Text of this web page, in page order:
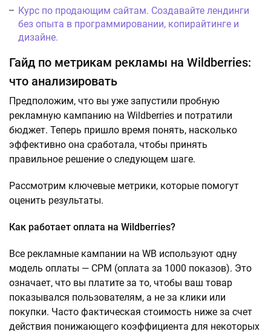
Курс по продающим сайтам. Создавайте лендинги
без опыта в программировании, копирайтинге и
дизайне.
Гайд по метрикам рекламы на Wildberries:
что анализировать
Предположим, что вы уже запустили пробную
рекламную кампанию на Wildberries и потратили
бюджет. Теперь пришло время понять, насколько
эффективно она сработала, чтобы принять
правильное решение о следующем шаге.
Рассмотрим ключевые метрики, которые помогут
оценить результаты.
Как работает оплата на Wildberries?
Все рекламные кампании на WB используют одну
модель оплаты — СРМ (оплата за 1000 показов). Это
означает, что вы платите за то, чтобы ваш товар
показывался пользователям, а не за клики или
покупки. Часто фактическая стоимость ниже за счет
действия понижающего коэффициента для некоторых